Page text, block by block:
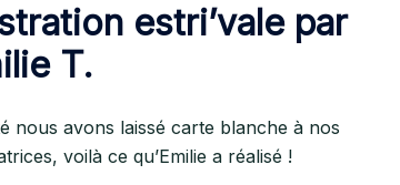
estri’vale par
T.
nous avons laissé carte blanche à nos
voilà ce qu’Emilie a réalisé !